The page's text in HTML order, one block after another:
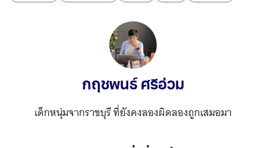
กฤชพนธ์ ศรีอ่วม
เด็กหนุ่มจากราชบุรี ที่ยังคงลองผิดลองถูกเสมอมา